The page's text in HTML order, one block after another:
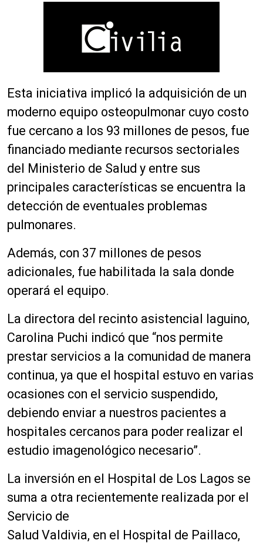
Esta iniciativa implicó la adquisición de un
moderno equipo osteopulmonar cuyo costo
fue cercano a los 93 millones de pesos, fue
financiado mediante recursos sectoriales
del Ministerio de Salud y entre sus
principales características se encuentra la
detección de eventuales problemas
pulmonares.
Además, con 37 millones de pesos
adicionales, fue habilitada la sala donde
operará el equipo.
La directora del recinto asistencial laguino,
Carolina Puchi indicó que “nos permite
prestar servicios a la comunidad de manera
continua, ya que el hospital estuvo en varias
ocasiones con el servicio suspendido,
debiendo enviar a nuestros pacientes a
hospitales cercanos para poder realizar el
estudio imagenológico necesario”.
La inversión en el Hospital de Los Lagos se
suma a otra recientemente realizada por el
Servicio de
Salud Valdivia, en el Hospital de Paillaco,